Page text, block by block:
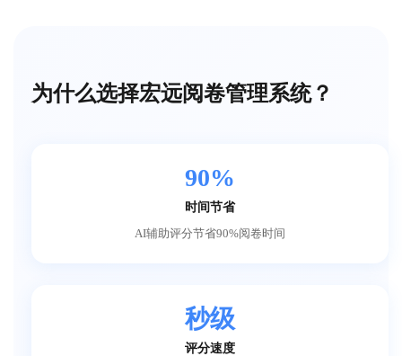
为什么选择宏远阅卷管理系统？
90%
时间节省
AI辅助评分节省90%阅卷时间
秒级
评分速度